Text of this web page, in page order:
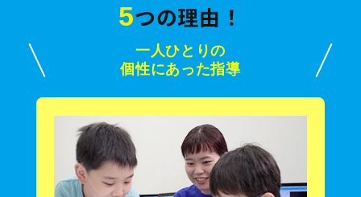
5つの理由！
一人ひとりの
個性にあった指導